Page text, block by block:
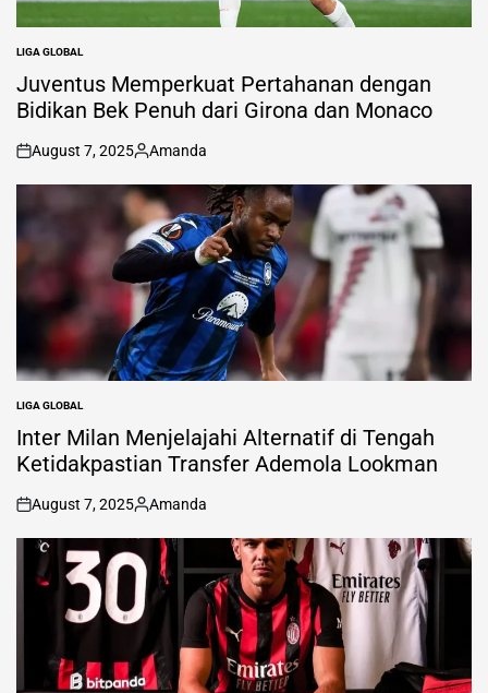
POSTED
IN
LIGA GLOBAL
Juventus Memperkuat Pertahanan dengan
Bidikan Bek Penuh dari Girona dan Monaco
on
August 7, 2025
Posted
by
Amanda
POSTED
IN
LIGA GLOBAL
Inter Milan Menjelajahi Alternatif di Tengah
Ketidakpastian Transfer Ademola Lookman
on
August 7, 2025
Posted
by
Amanda